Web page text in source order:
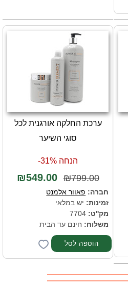
ערכת החלקה אורגנית לכל
סוגי השיער
הנחה 31%-
₪799.00
₪549.00
חברה: פאוור אלמנט
זמינות: יש במלאי
מק''ט:
משלוח: חינם עד הבית